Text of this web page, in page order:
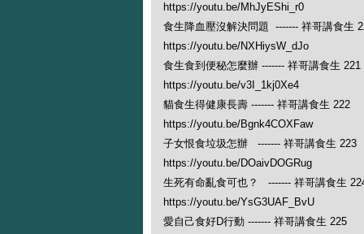
https://youtu.be/MhJyEShi_r0
食生降血壓沒解決問題 ------- 祥哥講食生
https://youtu.be/NXHiysW_dJo
食生食到便秘怎麼辦 ------- 祥哥講食生 221
https://youtu.be/v3I_1kj0Xe4
貓食生得健康長壽 ------- 祥哥講食生 222
https://youtu.be/Bgnk4COXFaw
子女恨食垃圾怎辦 ------- 祥哥講食生 223
https://youtu.be/DOaivDOGRug
生死有命亂食可也？ ------- 祥哥講食生
https://youtu.be/YsG3UAF_BvU
愛自己食好D行動 ------- 祥哥講食生 225